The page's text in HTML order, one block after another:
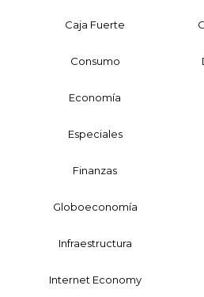
Caja Fuerte
Consumo
Economía
Especiales
Finanzas
Globoeconomía
Infraestructura
Internet Economy